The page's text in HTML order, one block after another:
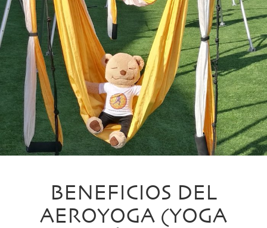
BENEFICIOS DEL
AEROYOGA (YOGA